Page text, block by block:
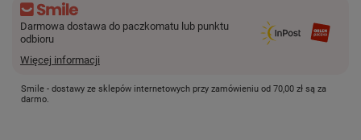
Darmowa dostawa do paczkomatu lub punktu
odbioru
Więcej informacji
Smile - dostawy ze sklepów internetowych przy zamówieniu od 70,00 zł są za
darmo.